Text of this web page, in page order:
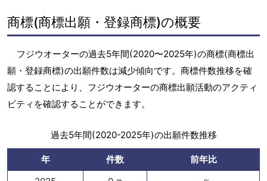
商標(商標出願・登録商標)の概要
フジウオーターの過去5年間(2020〜2025年)の商標(商標出
願・登録商標)の出願件数は減少傾向です。商標件数推移を確
認することにより、フジウオーターの商標出願活動のアクティ
ビティを確認することができます。
過去5年間(2020-2025年)の出願件数推移
年 件数
前年比